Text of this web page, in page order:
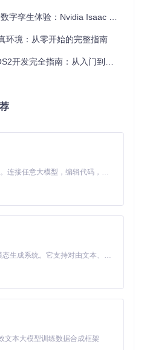
install/setup.bash"
LTS（对应ROS2 Foxy/Hu
或以太网（推荐使用5GHz Wi-
AIR/PRO/EDU（确保固件版本≥
关于
失败
本不匹配
然后使用sudo apt install
突
体验：Nvidia Isaac Sim实战指南
环境：从零开始的完整指南
指南：从入门到精通避障与攀爬功能
Claude Code 的开源替代方案。连接任意大模型，编辑代码，运行命令，自动验证 — 全自动执行。用 Rust 构建，极致性能。 ｜ An open-source alternative to Claude Code. Connect any LLM, edit code, run commands, and verify changes — autonomously. Built in Rust for speed. Get Started
MiniMax H3 是一个通用的全模态生成系统。它支持对由文本、图像、视频和音频组成的多模态上下文进行统一理解，并能生成分辨率高达 2K、时长可达 15 秒的带原生立体声音频的视频。得益于面向任务泛化的系统设计，H3 在预训练阶段就已具备广泛的多模态上下文理解与生成能力，能够出色地执行复杂的多模态指令。
文本大模型训练数据合成框架